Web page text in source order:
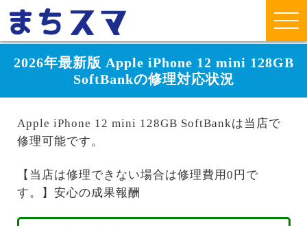
2026年最新版 Apple iPhone 12 mini 128GB
SoftBankの修理対応状況
Apple iPhone 12 mini 128GB SoftBankは当店で
修理可能です。
【当店は修理できない場合は修理費用0円で
す。】安心の成果報酬